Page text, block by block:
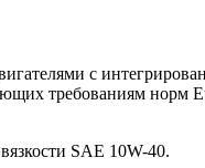
с
требованиям норм
SAE 10W-40.